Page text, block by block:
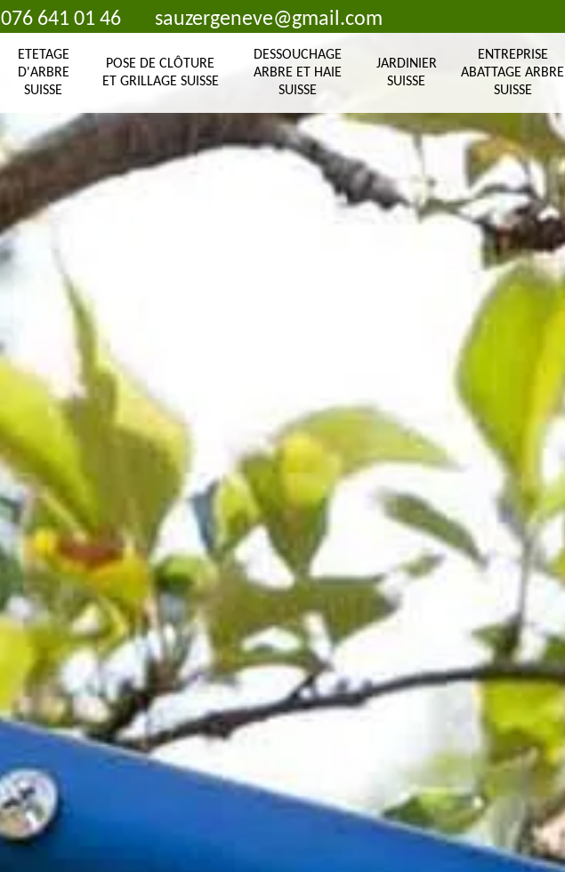
076 641 01 46 sauzergeneve@gmail.com
ETETAGE
D'ARBRE
SUISSE
POSE DE CLÔTURE
ET GRILLAGE SUISSE
DESSOUCHAGE
ARBRE ET HAIE
SUISSE
JARDINIER
SUISSE
ENTREPRISE
ABATTAGE ARBRE
SUISSE